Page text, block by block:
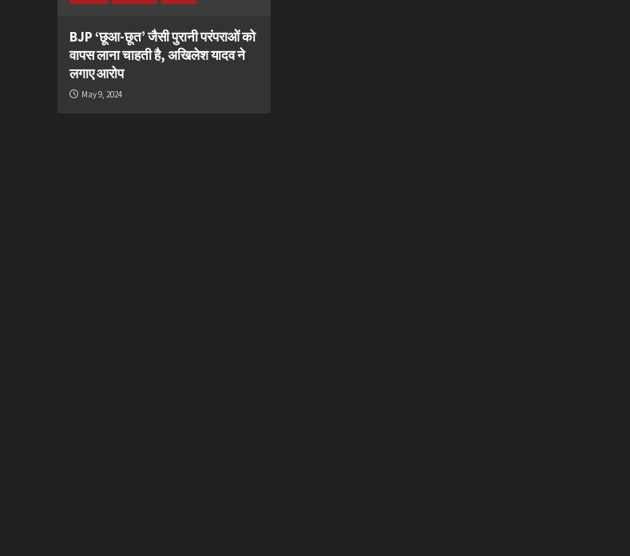
BJP ‘छूआ-छूत’ जैसी पुरानी परंपराओं को
वापस लाना चाहती है, अखिलेश यादव ने
लगाए आरोप
May 9, 2024